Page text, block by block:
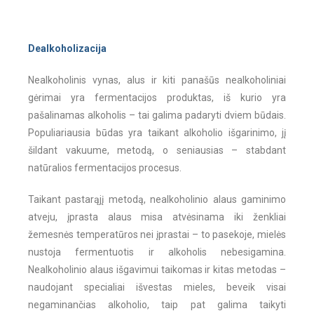
Dealkoholizacija
Nealkoholinis vynas, alus ir kiti panašūs nealkoholiniai
gėrimai yra fermentacijos produktas, iš kurio yra
pašalinamas alkoholis – tai galima padaryti dviem būdais.
Populiariausia būdas yra taikant alkoholio išgarinimo, jį
šildant vakuume, metodą, o seniausias – stabdant
natūralios fermentacijos procesus.
Taikant pastarąjį metodą, nealkoholinio alaus gaminimo
atveju, įprasta alaus misa atvėsinama iki ženkliai
žemesnės temperatūros nei įprastai – to pasekoje, mielės
nustoja fermentuotis ir alkoholis nebesigamina.
Nealkoholinio alaus išgavimui taikomas ir kitas metodas –
naudojant specialiai išvestas mieles, beveik visai
negaminančias alkoholio, taip pat galima taikyti